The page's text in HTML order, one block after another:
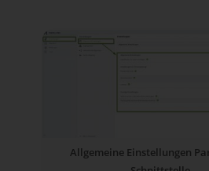
Allgemeine Einstellungen